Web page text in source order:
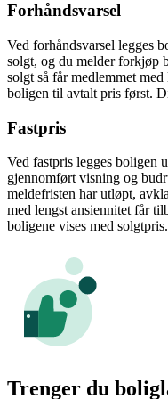
Forhåndsvarsel
Ved forhåndsvarsel legges
solgt, og du melder forkjøp
solgt så får medlemmet
boligen til avtalt pris først.
Fastpris
Ved fastpris legges boligen
gjennomført visning og
meldefristen har utløpt,
med lengst ansiennitet får
boligene vises med solgtpris.
Trenger du